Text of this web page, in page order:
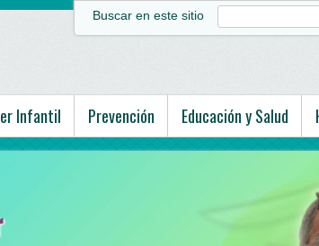
Buscar en este sitio
Infantil Prevención Educación y Salud